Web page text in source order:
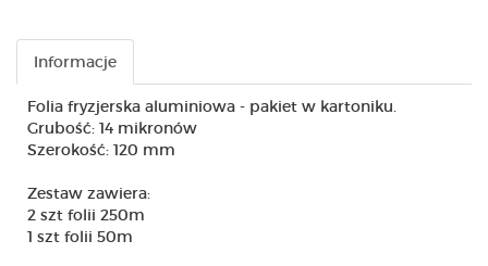
Informacje
Folia fryzjerska aluminiowa - pakiet w kartoniku.
Grubość: 14 mikronów
Szerokość: 120 mm
Zestaw zawiera:
2 szt folii 250m
1 szt folii 50m